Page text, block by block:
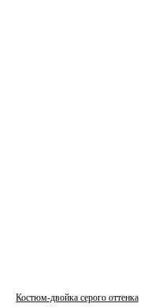
Костюм-двойка серого оттенка